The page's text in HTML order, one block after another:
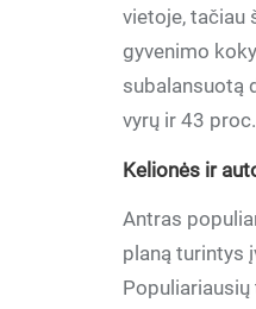
vietoje, tačiau
gyvenimo
subalansuotą
vyrų ir 43
Kelionės ir
Antras
planą turintys